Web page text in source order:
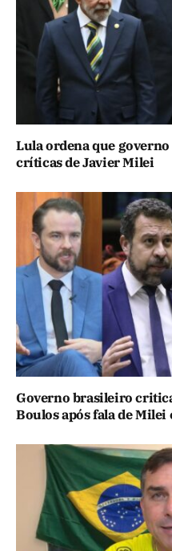
Lula ordena que governo
críticas de Javier Milei
Governo brasileiro
Boulos após fala de